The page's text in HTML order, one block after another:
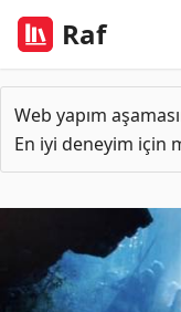
Raf
Web yapım
En iyi deneyim için